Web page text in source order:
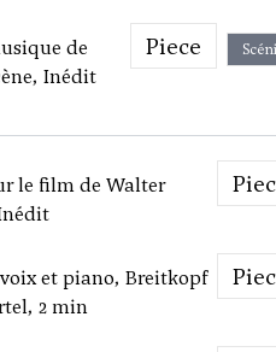
de
Inédit
Piece
le film de Walter
et piano, Breitkopf
2 min